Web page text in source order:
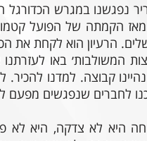
נפגשנו במגרש הכדורגל
הקמתה של הפועל
הרעיון הוא לקחת את
המשולבות׳ באו
קבוצה. למדנו
לחברים שנפגשים
היא לא צדקה, היא לא